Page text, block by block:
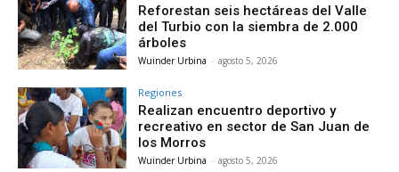
Reforestan seis hectáreas del Valle
del Turbio con la siembra de 2.000
árboles
Wuinder Urbina - agosto 5, 2026
Regiones
Realizan encuentro deportivo y
recreativo en sector de San Juan de
los Morros
Wuinder Urbina - agosto 5, 2026